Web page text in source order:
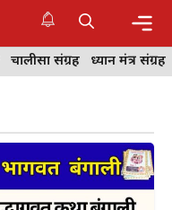
चालीसा संग्रह ध्यान मंत्र संग्रह